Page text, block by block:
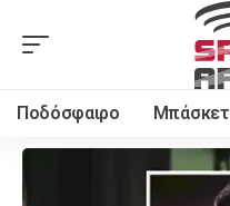
Ποδόσφαιρο Μπάσκετ